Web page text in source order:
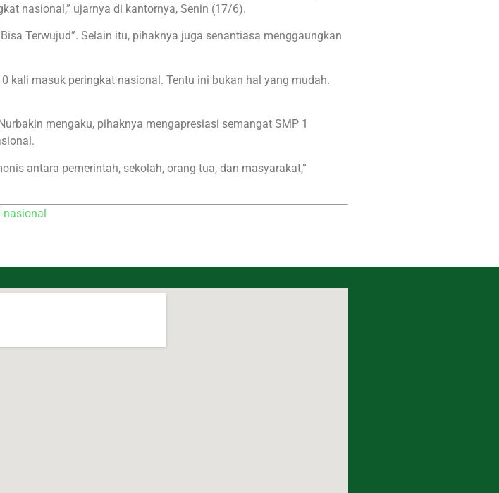
nasional,” ujarnya di kantornya, Senin (17/6).
Terwujud”. Selain itu, pihaknya juga senantiasa menggaungkan
kali masuk peringkat nasional. Tentu ini bukan hal yang mudah.
mengaku, pihaknya mengapresiasi semangat SMP 1
antara pemerintah, sekolah, orang tua, dan masyarakat,”
nasional